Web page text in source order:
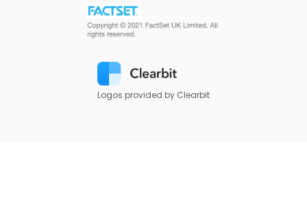
Logos provided by Clearbit